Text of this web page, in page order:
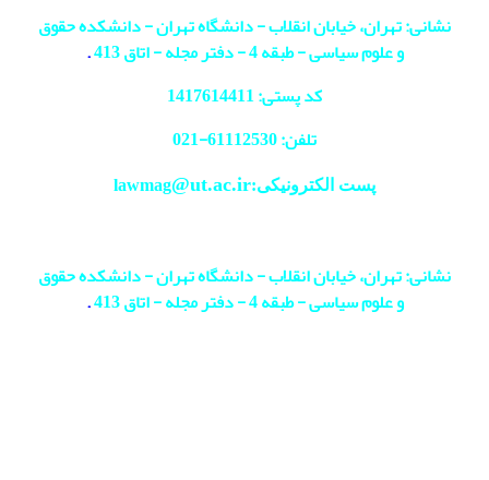
نشانی: تهران، خیابان انقلاب - دانشگاه تهران - دانشکده حقوق
و علوم سیاسی - طبقه 4 - دفتر مجله - اتاق 413
.
کد پستی: 1417614411
تلفن: 61112530-
021
پست الکترونیکی:lawmag@ut.ac.ir
نشانی: تهران، خیابان انقلاب - دانشگاه تهران - دانشکده حقوق
و علوم سیاسی - طبقه 4 - دفتر مجله - اتاق 413
.